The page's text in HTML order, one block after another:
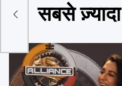
सबसे
के